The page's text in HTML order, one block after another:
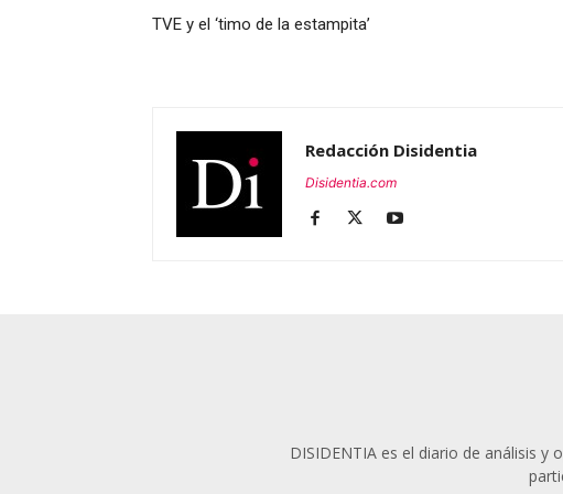
TVE y el ‘timo de la estampita’
Redacción Disidentia
Disidentia.com
DISIDENTIA es el diario de análisis